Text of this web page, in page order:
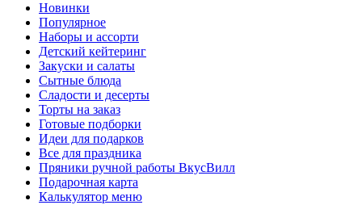
Новинки
Популярное
Наборы и ассорти
Детский кейтеринг
Закуски и салаты
Сытные блюда
Сладости и десерты
Торты на заказ
Готовые подборки
Идеи для подарков
Все для праздника
Пряники ручной работы ВкусВилл
Подарочная карта
Калькулятор меню